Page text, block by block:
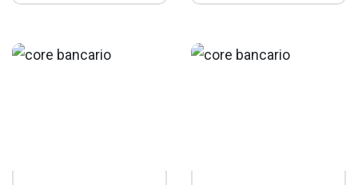
paralelización,
buenas prácticas y
Colombia. Aprende
tecnología para